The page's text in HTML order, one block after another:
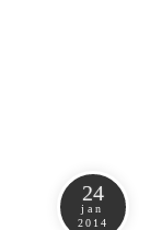
24
jan
2014